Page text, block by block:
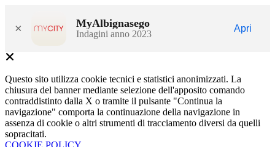
× MyAlbignasego
Indagini anno 2023
Apri
Questo sito utilizza cookie tecnici e statistici anonimizzati. La
chiusura del banner mediante selezione dell'apposito comando
contraddistinto dalla X o tramite il pulsante "Continua la
navigazione" comporta la continuazione della navigazione in
assenza di cookie o altri strumenti di tracciamento diversi da quelli
sopracitati.
COOKIE POLICY